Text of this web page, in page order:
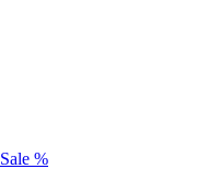
Sale %